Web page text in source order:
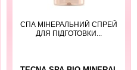
СПА МІНЕРАЛЬНИЙ СПРЕЙ
ДЛЯ ПІДГОТОВКИ...